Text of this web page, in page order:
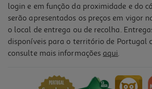
Suporte De Parede Para Tv Qilive Q.1451 23-43"
login e em função da proximidade e do
serão apresentados os preços em vigor
o local de entrega ou de recolha.
disponíveis para o território de Portugal
consulte mais informações aqui.